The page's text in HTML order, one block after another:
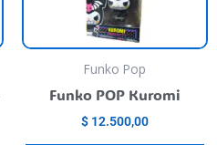
Funko Pop
Funko POP Kuromi
$ 12.500,00